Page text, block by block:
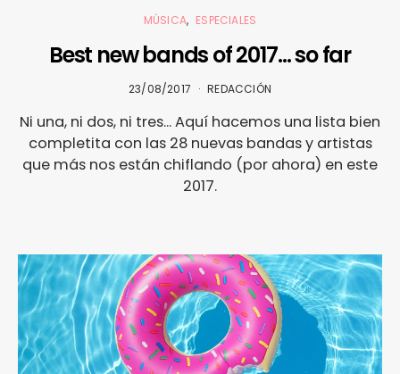
MÚSICA ESPECIALES
Best new bands of 2017… so far
23/08/2017 REDACCIÓN
Ni una, ni dos, ni tres... Aquí hacemos una lista bien
completita con las 28 nuevas bandas y artistas
que más nos están chiflando (por ahora) en este
2017.